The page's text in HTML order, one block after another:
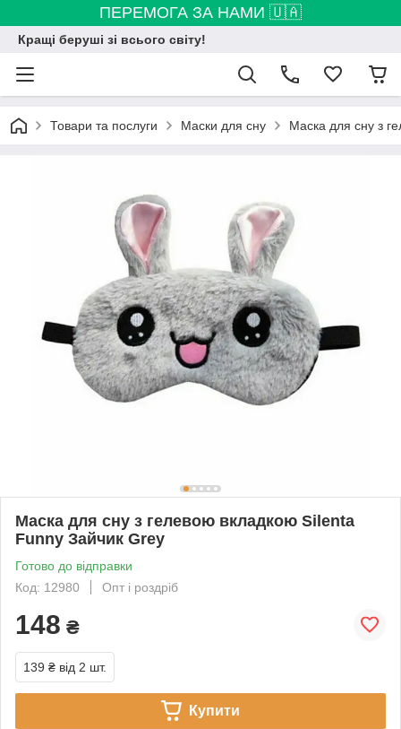
ПЕРЕМОГА ЗА НАМИ 🇺🇦
Кращі беруші зі всього світу!
Товари та послуги Маски для сну Маска для сну з
Маска для сну з гелевою вкладкою Silenta
Funny Зайчик Grey
Готово до відправки
Код: 12980
Опт і роздріб
148 ₴
139 ₴ від 2 шт.
Купити